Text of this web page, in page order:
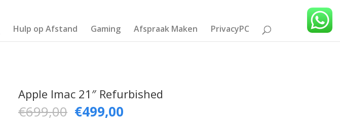
Hulp op Afstand Gaming Afspraak Maken PrivacyPC
Apple Imac 21″ Refurbished
€699,00 Oorspronkelijke
€499,00Huidige